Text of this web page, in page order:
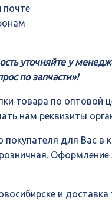
почте
уточняйте у
по запчасти»!
товара по оптовой
нам реквизиты
для Вас в
Оформление
и